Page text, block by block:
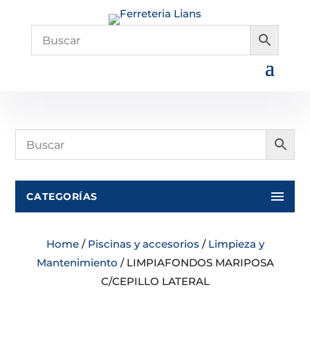
CATEGORÍAS
Home/ Piscinas y accesorios / Limpieza y
Mantenimiento / LIMPIAFONDOS MARIPOSA
C/CEPILLO LATERAL